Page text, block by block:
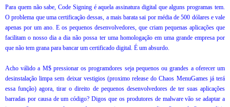
Para quem não sabe,Code Signing é aquela assinatura digital que alguns programas tem.
O problema que uma certificação dessas, a mais barata sai por média de 500 dólares e vale
apenas por um ano. E os pequenos desenvolvedores, que criam pequenas aplicações que
facilitam o nosso dia a dia não possa ter uma homologação em uma grande empresa por
que não tem grana para bancar um certificado digital. É um absurdo.
Acho válido a M$ pressionar os programdores seja pequenos ou grandes a oferecer um
desinstalação limpa sem deixar vestigios (proximo release do Chaos MenuGames já terá
essa função) agora, tirar o direito de pequenos desenvolvedores de ter suas aplicações
barradas por causa de um código? Digos que os produtores de malware vão se adaptar a